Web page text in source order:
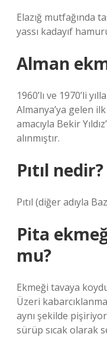
Elazığ mutfağında
yassı kadayıf
Alman
1960’lı ve 1970’li
Almanya’ya gelen
amacıyla Bekir
alınmıştır.
Pıtıl nedir?
Pıtıl (diğer adıyla
Pita
mu?
Ekmeği tavaya
Üzeri
aynı şekilde
sürüp sıcak olarak